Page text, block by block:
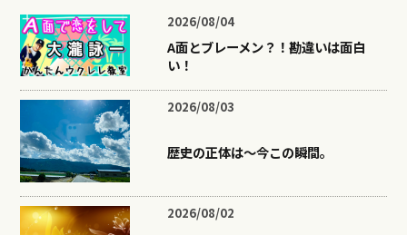
2026/08/04
A面とブレーメン？！勘違いは面白
い！
2026/08/03
歴史の正体は〜今この瞬間。
2026/08/02